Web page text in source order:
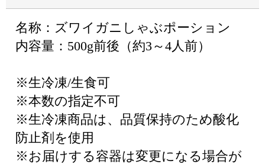
名称：ズワイガニしゃぶポーション
内容量：500g前後（約3～4人前）
※生冷凍/生食可
※本数の指定不可
※生冷凍商品は、品質保持のため酸化
防止剤を使用
※お届けする容器は変更になる場合が